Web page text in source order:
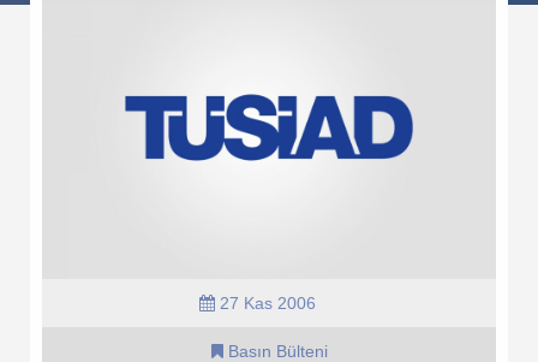
27 Kas 2006
Basın Bülteni